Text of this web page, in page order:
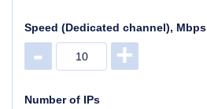
Speed (Dedicated channel), Mbps
+
-
Number of IPs